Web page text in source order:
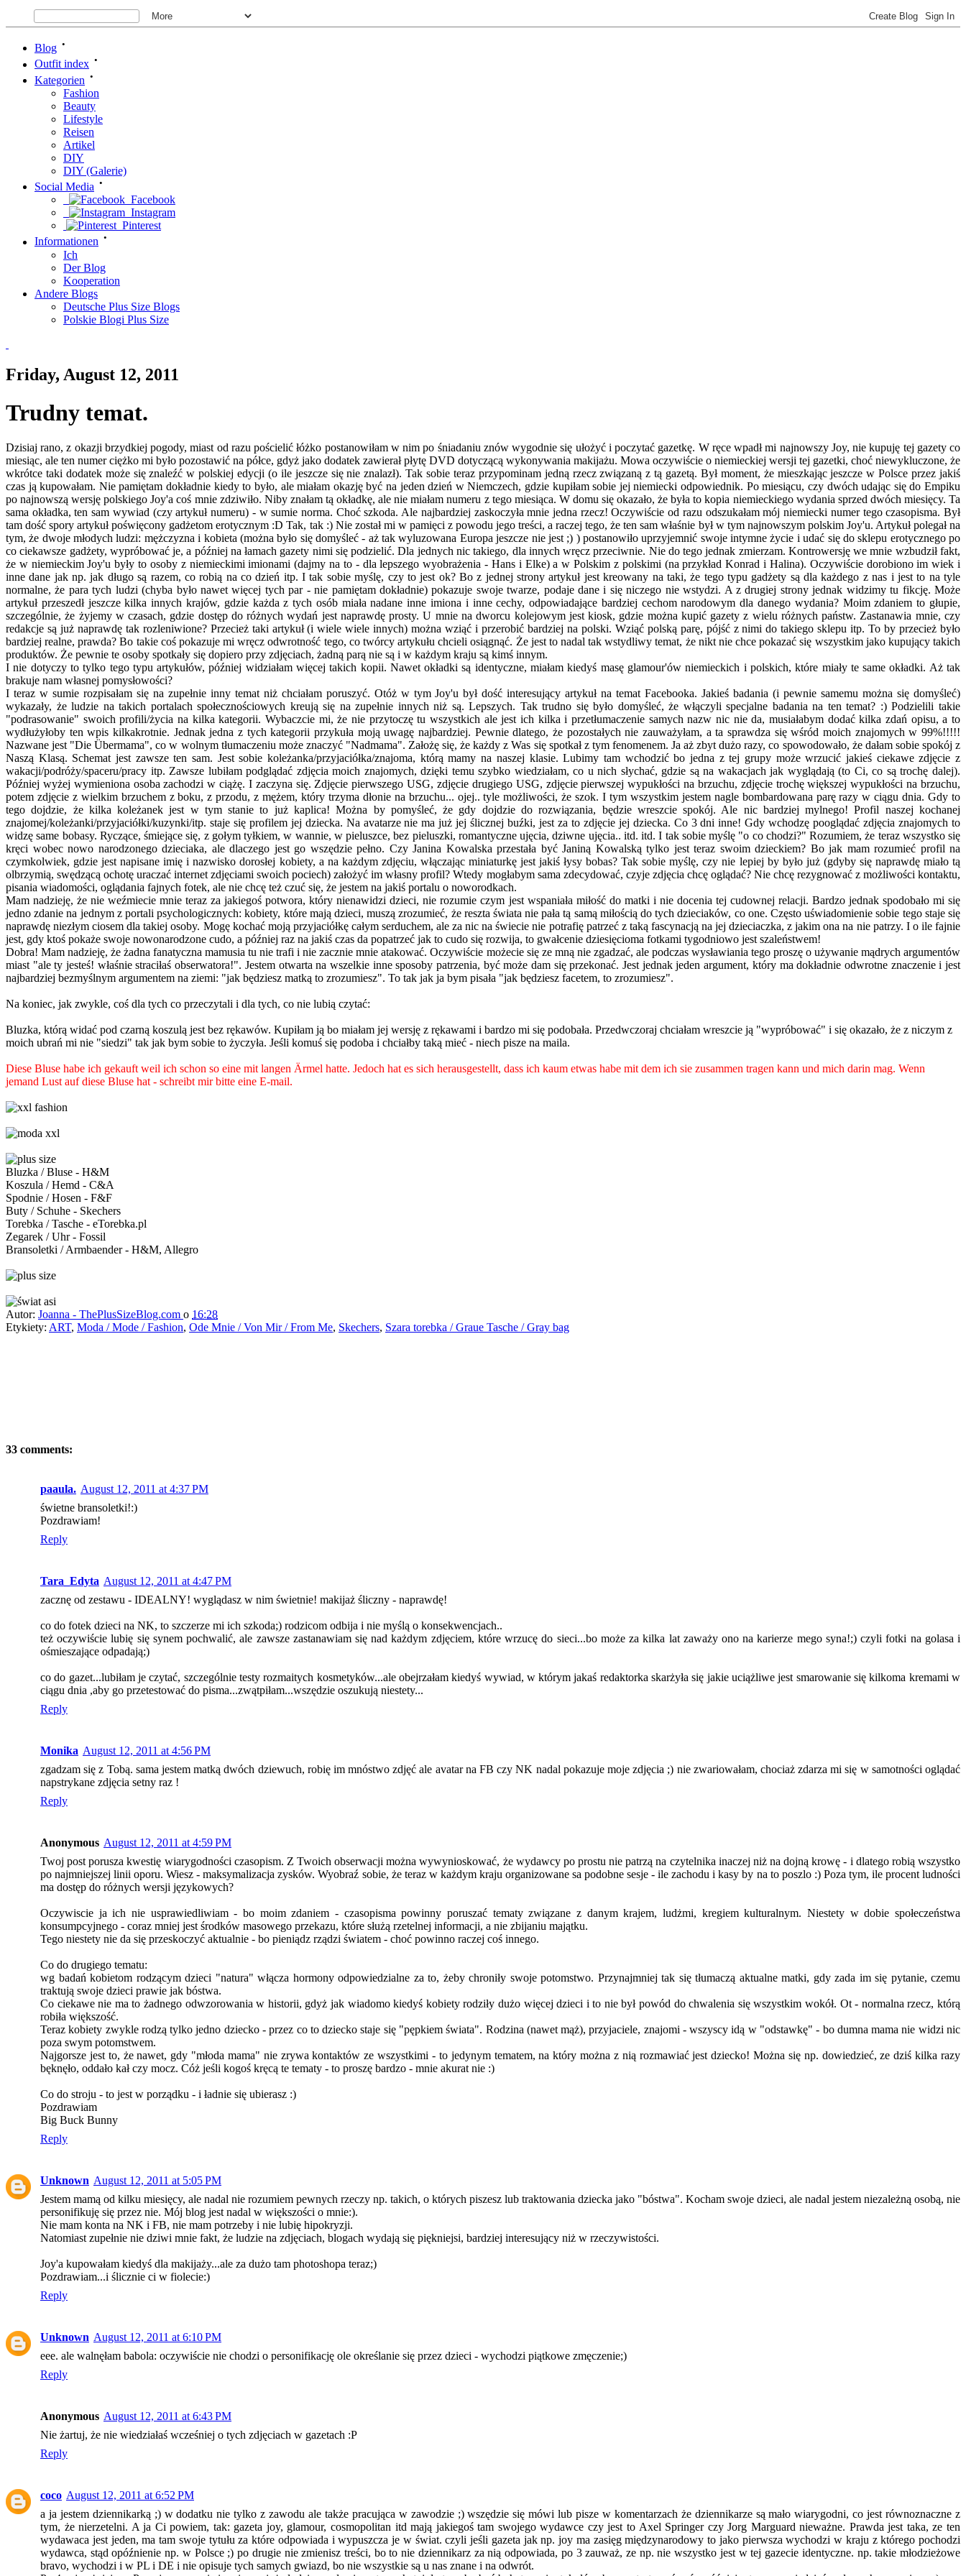
Blog •
Outfit index •
Kategorien •
Fashion
Beauty
Lifestyle
Reisen
Artikel
DIY
DIY (Galerie)
Social Media •
Facebook
Instagram
Pinterest
Informationen •
Ich
Der Blog
Kooperation
Andere Blogs
Deutsche Plus Size Blogs
Polskie Blogi Plus Size
Friday, August 12, 2011
Trudny temat.
Dzisiaj rano, z okazji brzydkiej pogody, miast od razu pościelić łóżko postanowiłam w nim po śniadaniu znów wygodnie się ułożyć i poczytać gazetkę. W ręce wpadł mi najnowszy Joy, nie kupuję tej gazety co
miesiąc, ale ten numer ciężko mi było pozostawić na półce, gdyż jako dodatek zawierał płytę DVD dotyczącą wykonywania makijażu. Mowa oczywiście o niemieckiej wersji tej gazetki, choć niewykluczone, że
wkrótce taki dodatek może się znaleźć w polskiej edycji (o ile jeszcze się nie znalazł). Tak sobie teraz przypominam jedną rzecz związaną z tą gazetą. Był moment, że mieszkając jeszcze w Polsce przez jakiś
czas ją kupowałam. Nie pamiętam dokładnie kiedy to było, ale miałam okazję być na jeden dzień w Niemczech, gdzie kupiłam sobie jej niemiecki odpowiednik. Po miesiącu, czy dwóch udając się do Empiku
po najnowszą wersję polskiego Joy'a coś mnie zdziwiło. Niby znałam tą okładkę, ale nie miałam numeru z tego miesiąca. W domu się okazało, że była to kopia niemieckiego wydania sprzed dwóch miesięcy. Ta
sama okładka, ten sam wywiad (czy artykuł numeru) - w sumie norma. Choć szkoda. Ale najbardziej zaskoczyła mnie jedna rzecz! Oczywiście od razu odszukałam mój niemiecki numer tego czasopisma. Był
tam dość spory artykuł poświęcony gadżetom erotycznym :D Tak, tak :) Nie został mi w pamięci z powodu jego treści, a raczej tego, że ten sam właśnie był w tym najnowszym polskim Joy'u. Artykuł polegał na
tym, że dwoje młodych ludzi: mężczyzna i kobieta (można było się domyśleć - aż tak wyluzowana Europa jeszcze nie jest ;) ) postanowiło uprzyjemnić swoje intymne życie i udać się do sklepu erotycznego po
co ciekawsze gadżety, wypróbować je, a później na łamach gazety nimi się podzielić. Dla jednych nic takiego, dla innych wręcz przeciwnie. Nie do tego jednak zmierzam. Kontrowersję we mnie wzbudził fakt,
że w niemieckim Joy'u były to osoby z niemieckimi imionami (dajmy na to - dla lepszego wyobrażenia - Hans i Elke) a w Polskim z polskimi (na przykład Konrad i Halina). Oczywiście dorobiono im wiek i
inne dane jak np. jak długo są razem, co robią na co dzień itp. I tak sobie myślę, czy to jest ok? Bo z jednej strony artykuł jest kreowany na taki, że tego typu gadżety są dla każdego z nas i jest to na tyle
normalne, że para tych ludzi (chyba było nawet więcej tych par - nie pamiętam dokładnie) pokazuje swoje twarze, podaje dane i się niczego nie wstydzi. A z drugiej strony jednak widzimy tu fikcję. Może
artykuł przeszedł jeszcze kilka innych krajów, gdzie każda z tych osób miała nadane inne imiona i inne cechy, odpowiadające bardziej cechom narodowym dla danego wydania? Moim zdaniem to głupie,
szczególnie, że żyjemy w czasach, gdzie dostęp do różnych wydań jest naprawdę prosty. U mnie na dworcu kolejowym jest kiosk, gdzie można kupić gazety z wielu różnych państw. Zastanawia mnie, czy
redakcje są już naprawdę tak rozleniwione? Przecież taki artykuł (i wiele wiele innych) można wziąć i przerobić bardziej na polski. Wziąć polską parę, pójść z nimi do takiego sklepu itp. To by przecież było
bardziej realne, prawda? Bo takie coś pokazuje mi wręcz odwrotność tego, co twórcy artykułu chcieli osiągnąć. Że jest to nadal tak wstydliwy temat, że nikt nie chce pokazać się wszystkim jako kupujący takich
produktów. Że pewnie te osoby spotkały się dopiero przy zdjęciach, żadną parą nie są i w każdym kraju są kimś innym.
I nie dotyczy to tylko tego typu artykułów, później widziałam więcej takich kopii. Nawet okładki są identyczne, miałam kiedyś masę glamour'ów niemieckich i polskich, które miały te same okładki. Aż tak
brakuje nam własnej pomysłowości?
I teraz w sumie rozpisałam się na zupełnie inny temat niż chciałam poruszyć. Otóż w tym Joy'u był dość interesujący artykuł na temat Facebooka. Jakieś badania (i pewnie samemu można się domyśleć)
wykazały, że ludzie na takich portalach społecznościowych kreują się na zupełnie innych niż są. Lepszych. Tak trudno się było domyśleć, że włączyli specjalne badania na ten temat? :) Podzielili takie
"podrasowanie" swoich profili/życia na kilka kategorii. Wybaczcie mi, że nie przytoczę tu wszystkich ale jest ich kilka i przetłumaczenie samych nazw nic nie da, musiałabym dodać kilka zdań opisu, a to
wydłużyłoby ten wpis kilkakrotnie. Jednak jedna z tych kategorii przykuła moją uwagę najbardziej. Pewnie dlatego, że pozostałych nie zauważyłam, a ta sprawdza się wśród moich znajomych w 99%!!!!!
Nazwane jest "Die Übermama", co w wolnym tłumaczeniu może znaczyć "Nadmama". Założę się, że każdy z Was się spotkał z tym fenomenem. Ja aż zbyt dużo razy, co spowodowało, że dałam sobie spokój z
Naszą Klasą. Schemat jest zawsze ten sam. Jest sobie koleżanka/przyjaciółka/znajoma, którą mamy na naszej klasie. Lubimy tam wchodzić bo jedna z tej grupy może wrzucić jakieś ciekawe zdjęcie z
wakacji/podróży/spaceru/pracy itp. Zawsze lubiłam podglądać zdjęcia moich znajomych, dzięki temu szybko wiedziałam, co u nich słychać, gdzie są na wakacjach jak wyglądają (to Ci, co są trochę dalej).
Później wyżej wymieniona osoba zachodzi w ciążę. I zaczyna się. Zdjęcie pierwszego USG, zdjęcie drugiego USG, zdjęcie pierwszej wypukłości na brzuchu, zdjęcie trochę większej wypukłości na brzuchu,
potem zdjęcie z wielkim brzuchem z boku, z przodu, z mężem, który trzyma dłonie na brzuchu... ojej.. tyle możliwości, że szok. I tym wszystkim jestem nagle bombardowana parę razy w ciągu dnia. Gdy to
tego dojdzie, że kilka koleżanek jest w tym stanie to już kaplica! Można by pomyśleć, że gdy dojdzie do rozwiązania, będzie wreszcie spokój. Ale nic bardziej mylnego! Profil naszej kochanej
znajomej/koleżanki/przyjaciółki/kuzynki/itp. staje się profilem jej dziecka. Na avatarze nie ma już jej ślicznej buźki, jest za to zdjęcie jej dziecka. Co 3 dni inne! Gdy wchodzę pooglądać zdjęcia znajomych to
widzę same bobasy. Ryczące, śmiejące się, z gołym tyłkiem, w wannie, w pieluszce, bez pieluszki, romantyczne ujęcia, dziwne ujęcia.. itd. itd. I tak sobie myślę "o co chodzi?" Rozumiem, że teraz wszystko się
kręci wobec nowo narodzonego dzieciaka, ale dlaczego jest go wszędzie pełno. Czy Janina Kowalska przestała być Janiną Kowalską tylko jest teraz swoim dzieckiem? Bo jak mam rozumieć profil na
czymkolwiek, gdzie jest napisane imię i nazwisko dorosłej kobiety, a na każdym zdjęciu, włączając miniaturkę jest jakiś łysy bobas? Tak sobie myślę, czy nie lepiej by było już (gdyby się naprawdę miało tą
olbrzymią, swędzącą ochotę uraczać internet zdjęciami swoich pociech) założyć im własny profil? Wtedy mogłabym sama zdecydować, czyje zdjęcia chcę oglądać? Nie chcę rezygnować z możliwości kontaktu,
pisania wiadomości, oglądania fajnych fotek, ale nie chcę też czuć się, że jestem na jakiś portalu o noworodkach.
Mam nadzieję, że nie weźmiecie mnie teraz za jakiegoś potwora, który nienawidzi dzieci, nie rozumie czym jest wspaniała miłość do matki i nie docenia tej cudownej relacji. Bardzo jednak spodobało mi się
jedno zdanie na jednym z portali psychologicznych: kobiety, które mają dzieci, muszą zrozumieć, że reszta świata nie pała tą samą miłością do tych dzieciaków, co one. Często uświadomienie sobie tego staje się
naprawdę niezłym ciosem dla takiej osoby. Mogę kochać moją przyjaciółkę całym serduchem, ale za nic na świecie nie potrafię patrzeć z taką fascynacją na jej dzieciaczka, z jakim ona na nie patrzy. I o ile fajnie
jest, gdy ktoś pokaże swoje nowonarodzone cudo, a później raz na jakiś czas da popatrzeć jak to cudo się rozwija, to gwałcenie dziesięcioma fotkami tygodniowo jest szaleństwem!
Dobra! Mam nadzieję, że żadna fanatyczna mamusia tu nie trafi i nie zacznie mnie atakować. Oczywiście możecie się ze mną nie zgadzać, ale podczas wysławiania tego proszę o używanie mądrych argumentów
miast "ale ty jesteś! właśnie straciłaś obserwatora!". Jestem otwarta na wszelkie inne sposoby patrzenia, być może dam się przekonać. Jest jednak jeden argument, który ma dokładnie odwrotne znaczenie i jest
najbardziej bezmyślnym argumentem na ziemi: "jak będziesz matką to zrozumiesz". To tak jak ja bym pisała "jak będziesz facetem, to zrozumiesz".
Na koniec, jak zwykle, coś dla tych co przeczytali i dla tych, co nie lubią czytać:
Bluzka, którą widać pod czarną koszulą jest bez rękawów. Kupiłam ją bo miałam jej wersję z rękawami i bardzo mi się podobała. Przedwczoraj chciałam wreszcie ją "wypróbować" i się okazało, że z niczym z
moich ubrań mi nie "siedzi" tak jak bym sobie to życzyła. Jeśli komuś się podoba i chciałby taką mieć - niech pisze na maila.
Diese Bluse habe ich gekauft weil ich schon so eine mit langen Ärmel hatte. Jedoch hat es sich herausgestellt, dass ich kaum etwas habe mit dem ich sie zusammen tragen kann und mich darin mag. Wenn
jemand Lust auf diese Bluse hat - schreibt mir bitte eine E-mail.
Bluzka / Bluse - H&M
Koszula / Hemd - C&A
Spodnie / Hosen - F&F
Buty / Schuhe - Skechers
Torebka / Tasche - eTorebka.pl
Zegarek / Uhr - Fossil
Bransoletki / Armbaender - H&M, Allegro
Autor: Joanna - ThePlusSizeBlog.com o 16:28
Etykiety: ART, Moda / Mode / Fashion, Ode Mnie / Von Mir / From Me, Skechers, Szara torebka / Graue Tasche / Gray bag
33 comments:
paaula. August 12, 2011 at 4:37 PM
świetne bransoletki!:)
Pozdrawiam!
Reply
Tara_Edyta August 12, 2011 at 4:47 PM
zacznę od zestawu - IDEALNY! wyglądasz w nim świetnie! makijaż śliczny - naprawdę!
co do fotek dzieci na NK, to szczerze mi ich szkoda;) rodzicom odbija i nie myślą o konsekwencjach..
też oczywiście lubię się synem pochwalić, ale zawsze zastanawiam się nad każdym zdjęciem, które wrzucę do sieci...bo może za kilka lat zaważy ono na karierze mego syna!;) czyli fotki na golasa i
ośmieszające odpadają;)
co do gazet...lubiłam je czytać, szczególnie testy rozmaitych kosmetyków...ale obejrzałam kiedyś wywiad, w którym jakaś redaktorka skarżyła się jakie uciążliwe jest smarowanie się kilkoma kremami w
ciągu dnia ,aby go przetestować do pisma...zwątpiłam...wszędzie oszukują niestety...
Reply
Monika August 12, 2011 at 4:56 PM
zgadzam się z Tobą. sama jestem matką dwóch dziewuch, robię im mnóstwo zdjęć ale avatar na FB czy NK nadal pokazuje moje zdjęcia ;) nie zwariowałam, chociaż zdarza mi się w samotności oglądać
napstrykane zdjęcia setny raz !
Reply
Anonymous August 12, 2011 at 4:59 PM
Twoj post porusza kwestię wiarygodności czasopism. Z Twoich obserwacji można wywynioskować, że wydawcy po prostu nie patrzą na czytelnika inaczej niż na dojną krowę - i dlatego robią wszystko
po najmniejszej linii oporu. Wiesz - maksymalizacja zysków. Wyobraź sobie, że teraz w każdym kraju organizowane sa podobne sesje - ile zachodu i kasy by na to poszlo :) Poza tym, ile procent ludności
ma dostęp do różnych wersji językowych?
Oczywiscie ja ich nie usprawiedliwiam - bo moim zdaniem - czasopisma powinny poruszać tematy związane z danym krajem, ludżmi, kregiem kulturalnym. Niestety w dobie społeczeństwa
konsumpcyjnego - coraz mniej jest środków masowego przekazu, które służą rzetelnej informacji, a nie zbijaniu majątku.
Tego niestety nie da się przeskoczyć aktualnie - bo pieniądz rządzi światem - choć powinno raczej coś innego.
Co do drugiego tematu:
wg badań kobietom rodzącym dzieci "natura" włącza hormony odpowiedzialne za to, żeby chroniły swoje potomstwo. Przynajmniej tak się tłumaczą aktualne matki, gdy zada im się pytanie, czemu
traktują swoje dzieci prawie jak bóstwa.
Co ciekawe nie ma to żadnego odwzorowania w historii, gdyż jak wiadomo kiedyś kobiety rodziły dużo więcej dzieci i to nie był powód do chwalenia się wszystkim wokół. Ot - normalna rzecz, którą
robiła większość.
Teraz kobiety zwykle rodzą tylko jedno dziecko - przez co to dziecko staje się "pępkiem świata". Rodzina (nawet mąż), przyjaciele, znajomi - wszyscy idą w "odstawkę" - bo dumna mama nie widzi nic
poza swym potomstwem.
Najgorsze jest to, że nawet, gdy "młoda mama" nie zrywa kontaktów ze wszystkimi - to jedynym tematem, na który można z nią rozmawiać jest dziecko! Można się np. dowiedzieć, ze dziś kilka razy
bęknęło, oddało kał czy mocz. Cóż jeśli kogoś kręcą te tematy - to proszę bardzo - mnie akurat nie :)
Co do stroju - to jest w porządku - i ładnie się ubierasz :)
Pozdrawiam
Big Buck Bunny
Reply
Unknown August 12, 2011 at 5:05 PM
Jestem mamą od kilku miesięcy, ale nadal nie rozumiem pewnych rzeczy np. takich, o których piszesz lub traktowania dziecka jako "bóstwa". Kocham swoje dzieci, ale nadal jestem niezależną osobą, nie
personifikuję się przez nie. Mój blog jest nadal w większości o mnie:).
Nie mam konta na NK i FB, nie mam potrzeby i nie lubię hipokryzji.
Natomiast zupełnie nie dziwi mnie fakt, że ludzie na zdjęciach, blogach wydają się piękniejsi, bardziej interesujący niż w rzeczywistości.
Joy'a kupowałam kiedyś dla makijaży...ale za dużo tam photoshopa teraz;)
Pozdrawiam...i ślicznie ci w fiolecie:)
Reply
Unknown August 12, 2011 at 6:10 PM
eee. ale walnęłam babola: oczywiście nie chodzi o personifikację ole określanie się przez dzieci - wychodzi piątkowe zmęczenie;)
Reply
Anonymous August 12, 2011 at 6:43 PM
Nie żartuj, że nie wiedziałaś wcześniej o tych zdjęciach w gazetach :P
Reply
coco August 12, 2011 at 6:52 PM
a ja jestem dziennikarką ;) w dodatku nie tylko z zawodu ale także pracująca w zawodzie ;) wszędzie się mówi lub pisze w komentarzach że dziennikarze są mało wiarygodni, co jest równoznaczne z
tym, że nierzetelni. A ja Ci powiem, tak: gazeta joy, glamour, cosmopolitan itd mają jakiegoś tam swojego wydawce czy jest to Axel Springer czy Jorg Marguard nieważne. Prawda jest taka, ze ten
wydawaca jest jeden, ma tam swoje tytułu za które odpowiada i wypuszcza je w świat. czyli jeśli gazeta jak np. joy ma zasięg międzynarodowy to jako pierwsza wychodzi w kraju z którego pochodzi
wydawca, stąd opóźnienie np. w Polsce ;) po drugie nie zmienisz treści, bo to nie dziennikarz za nią odpowiada, po 3 zauważ, ze np. nie wszystko jest w tej gazecie identyczne. np. takie młodzieżowe
bravo, wychodzi i w PL i DE i nie opisuje tych samych gwiazd, bo nie wszystkie są u nas znane i na odwrót.